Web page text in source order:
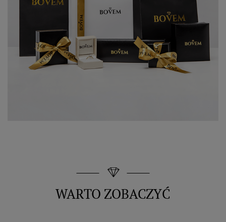
WARTO ZOBACZYĆ